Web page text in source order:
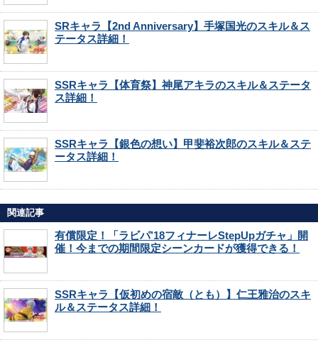
SRキャラ【2nd Anniversary】手塚国光のスキル＆ス
テータス詳細！
SSRキャラ【体育祭】神尾アキラのスキル＆ステータ
ス詳細！
SSRキャラ【銀色の想い】甲斐裕次郎のスキル＆ステ
ータス詳細！
関連記事
有償限定！「ラビパ’18フィナーレStepUpガチャ」開
催！今までの期間限定シーンカードが獲得できる！
SSRキャラ【仮初めの宿敵（とも）】仁王雅治のスキ
ル＆ステータス詳細！